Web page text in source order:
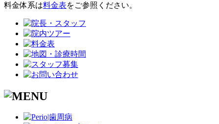
料金体系は料金表をご参照ください。